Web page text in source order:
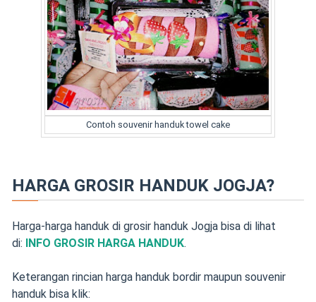
Contoh souvenir handuk towel cake
HARGA GROSIR HANDUK JOGJA?
Harga-harga handuk di grosir handuk Jogja bisa di lihat
di:
INFO GROSIR HARGA HANDUK.
Keterangan rincian harga handuk bordir maupun souvenir
handuk bisa klik: